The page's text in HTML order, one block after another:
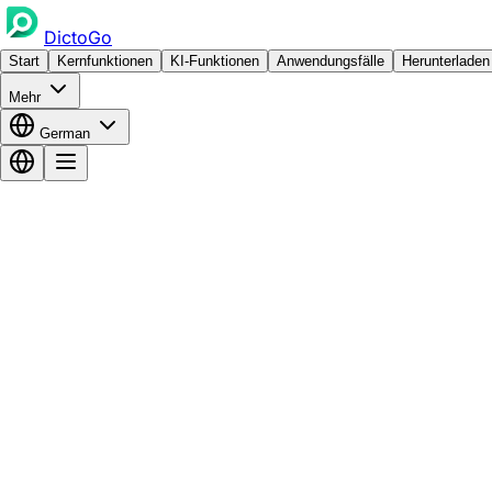
DictoGo
Start Kernfunktionen KI-Funktionen Anwendungsfälle Herunterladen
Mehr
German